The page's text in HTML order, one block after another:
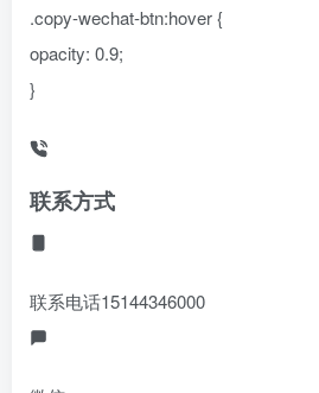
.copy-wechat-btn:hover {
opacity: 0.9;
}
联系方式
联系电话15144346000